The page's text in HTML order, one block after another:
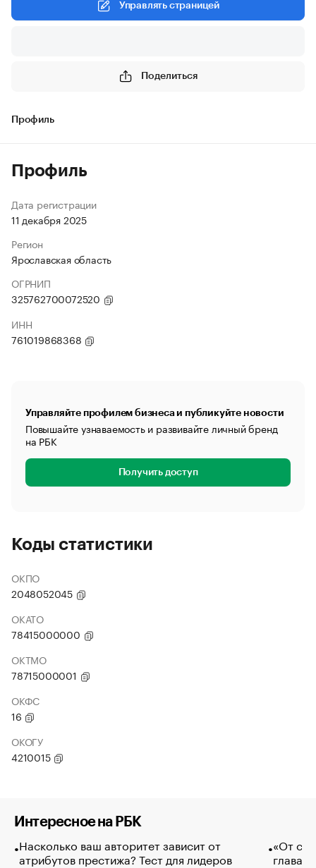
Управлять страницей
Поделиться
Профиль
Профиль
Дата регистрации
11 декабря 2025
Регион
Ярославская область
ОГРНИП
325762700072520
ИНН
761019868368
Управляйте профилем бизнеса и публикуйте новости
Повышайте узнаваемость и развивайте личный бренд
на РБК
Получить доступ
Коды статистики
ОКПО
2048052045
ОКАТО
78415000000
ОКТМО
78715000001
ОКФС
16
ОКОГУ
4210015
Интересное на РБК
Насколько ваш авторитет зависит от
атрибутов престижа? Тест для лидеров
«От
глава